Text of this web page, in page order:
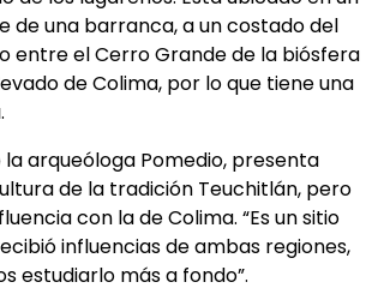
de una barranca, a un costado del
entre el Cerro Grande de la biósfera
de Colima, por lo que tiene una
la arqueóloga Pomedio, presenta
de la tradición Teuchitlán, pero
con la de Colima. “Es un sitio
influencias de ambas regiones,
estudiarlo más a fondo”.